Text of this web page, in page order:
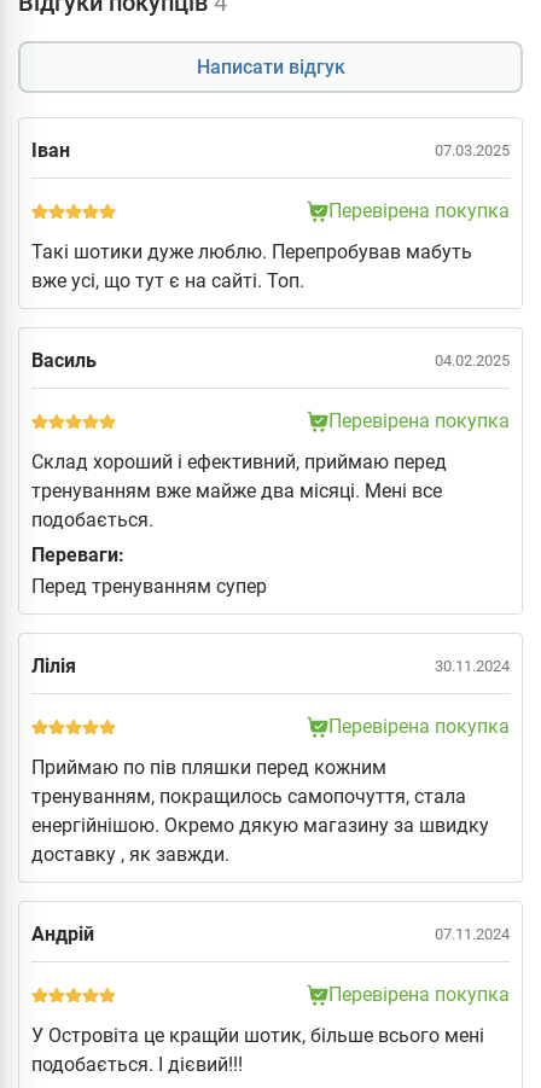
Написати відгук
Іван 07.03.2025
Перевірена покупка
Такі шотики дуже люблю. Перепробував мабуть
вже усі, що тут є на сайті. Топ.
Василь 04.02.2025
Перевірена покупка
Склад хороший і ефективний, приймаю перед
тренуванням вже майже два місяці. Мені все
подобається.
Переваги:
Перед тренуванням супер
Лілія 30.11.2024
Перевірена покупка
Приймаю по пів пляшки перед кожним
тренуванням, покращилось самопочуття, стала
енергійнішою. Окремо дякую магазину за швидку
доставку , як завжди.
Андрій 07.11.2024
Перевірена покупка
У Островіта це кращйи шотик, більше всього мені
подобається. І дієвий!!!